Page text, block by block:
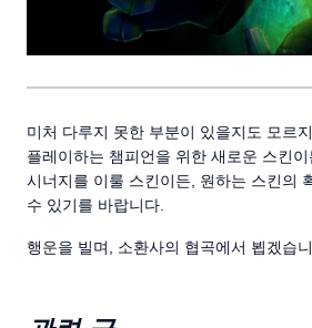
미처 다루지 못한 부분이 있을지도 모르
플레이하는 챔피언을 위한 새로운 스킨
시너지를 이룰 스킨이든, 원하는 스킨의
수 있기를 바랍니다.
행운을 빌며, 소환사의 협곡에서 뵙겠습